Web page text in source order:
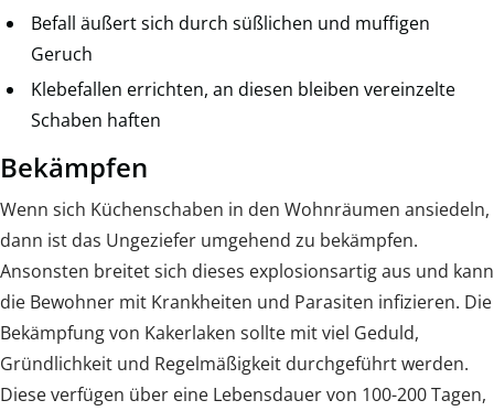
Befall äußert sich durch süßlichen und muffigen
Geruch
Klebefallen errichten, an diesen bleiben vereinzelte
Schaben haften
Bekämpfen
Wenn sich Küchenschaben in den Wohnräumen ansiedeln,
dann ist das Ungeziefer umgehend zu bekämpfen.
Ansonsten breitet sich dieses explosionsartig aus und kann
die Bewohner mit Krankheiten und Parasiten infizieren. Die
Bekämpfung von Kakerlaken sollte mit viel Geduld,
Gründlichkeit und Regelmäßigkeit durchgeführt werden.
Diese verfügen über eine Lebensdauer von 100-200 Tagen,